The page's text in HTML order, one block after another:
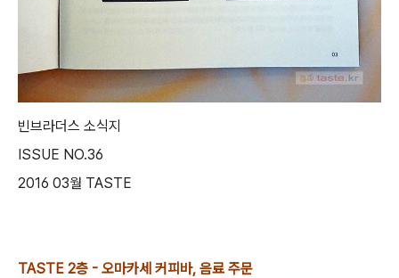
빈브라더스 소식지
ISSUE NO.36
2016 03월 TASTE
TASTE 2층 - 오마카세 커피바, 음료 주문